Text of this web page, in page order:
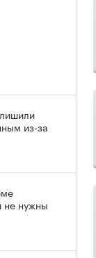
из-за
не нужны